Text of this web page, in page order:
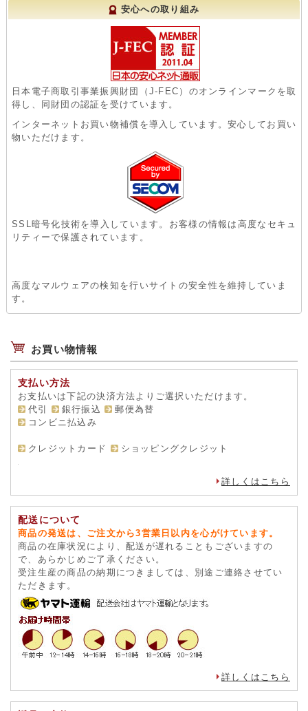
安心への取り組み
日本電子商取引事業振興財団（J-FEC）のオンラインマークを取
得し、同財団の認証を受けています。
インターネットお買い物補償を導入しています。安心してお買い
物いただけます。
SSL暗号化技術を導入しています。お客様の情報は高度なセキュ
リティーで保護されています。
高度なマルウェアの検知を行いサイトの安全性を維持していま
す。
お買い物情報
支払い方法
お支払いは下記の決済方法よりご選択いただけます。
代引
銀行振込
郵便為替
コンビニ払込み
クレジットカード ショッピングクレジット
詳しくはこちら
配送について
商品の発送は、ご注文から3営業日以内を心がけています。
商品の在庫状況により、配送が遅れることもございますの
で、あらかじめご了承ください。
受注生産の商品の納期につきましては、別途ご連絡させてい
ただきます。
詳しくはこちら